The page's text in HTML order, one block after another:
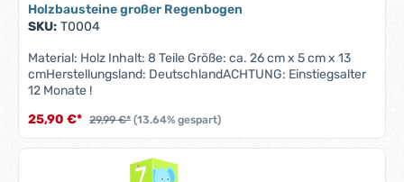
Holzbausteine großer Regenbogen
SKU: T0004
Material: Holz Inhalt: 8 Teile Größe: ca. 26 cm x 5 cm x 13
cmHerstellungsland: DeutschlandACHTUNG: Einstiegsalter
12 Monate !
25,90 €* 29,99 €* (13.64% gespart)